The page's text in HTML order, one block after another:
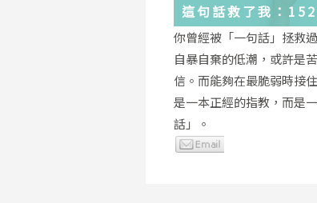
這句話救了我：
證，韓國最受歡迎
YouTuber「國民
為跌落情緒深淵的
你曾經被「一句話」拯救
自暴自棄的低潮，或許是
信。而能夠在最脆弱時接
是一本正經的指教，而是
話」。